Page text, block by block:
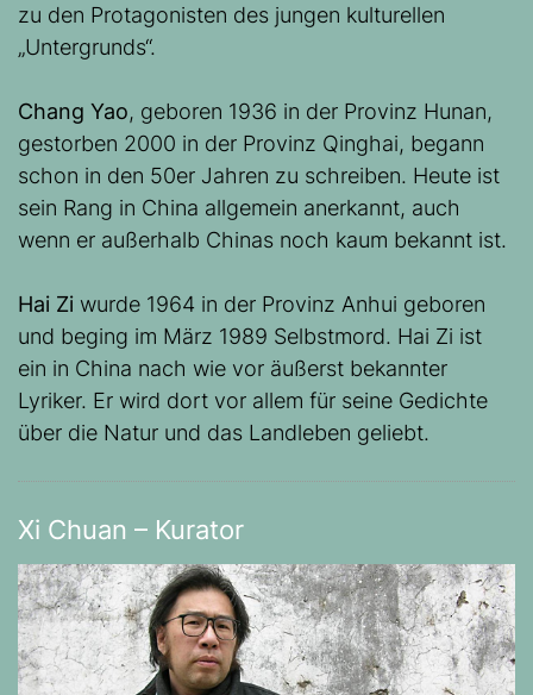
zu den Protagonisten des jungen kulturellen
„Untergrunds“.
Chang Yao, geboren 1936 in der Provinz Hunan,
gestorben 2000 in der Provinz Qinghai, begann
schon in den 50er Jahren zu schreiben. Heute ist
sein Rang in China allgemein anerkannt, auch
wenn er außerhalb Chinas noch kaum bekannt ist.
Hai Zi wurde 1964 in der Provinz Anhui geboren
und beging im März 1989 Selbstmord. Hai Zi ist
ein in China nach wie vor äußerst bekannter
Lyriker. Er wird dort vor allem für seine Gedichte
über die Natur und das Landleben geliebt.
Xi Chuan – Kurator